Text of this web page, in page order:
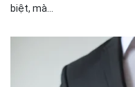
biệt, mà...